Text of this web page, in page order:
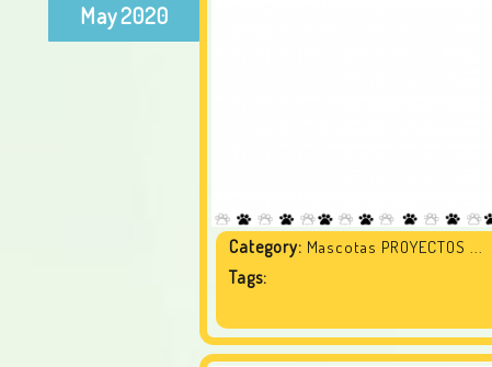
May2020
Category: Mascotas PROYECTOS ...
Tags: